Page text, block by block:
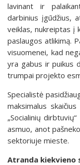
lavinant ir
darbinius įgūdžius,
veiklas, nukreiptas į
paslaugos atlikimą.
visuomenei, kad
yra gabus ir puikus
trumpai projekto
Specialistė
maksimalus
„Socialinių
asmuo, anot
sektoriuje mieste.
Atranda kiekvieno